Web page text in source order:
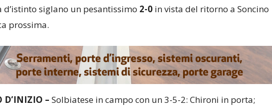
d’istinto siglano un pesantissimo 2-0in vista del ritorno a Soncino
prossima.
D’INIZIO – Solbiatese in campo con un 3-5-2: Chironi in porta;